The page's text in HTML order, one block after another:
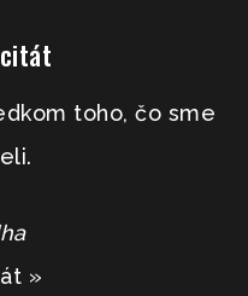
toho, čo sme
»